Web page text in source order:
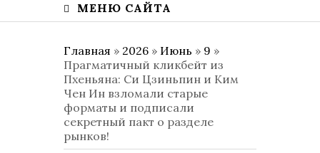
МЕНЮ САЙТА
Главная » 2026 » Июнь » 9 »
Прагматичный кликбейт из
Пхеньяна: Си Цзиньпин и Ким
Чен Ин взломали старые
форматы и подписали
секретный пакт о разделе
рынков!